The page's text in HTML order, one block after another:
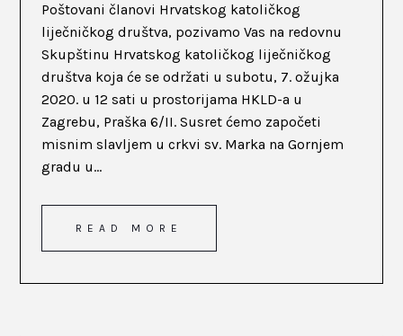
Poštovani članovi Hrvatskog katoličkog
liječničkog društva, pozivamo Vas na redovnu
Skupštinu Hrvatskog katoličkog liječničkog
društva koja će se održati u subotu, 7. ožujka
2020. u 12 sati u prostorijama HKLD-a u
Zagrebu, Praška 6/II. Susret ćemo započeti
misnim slavljem u crkvi sv. Marka na Gornjem
gradu u...
READ MORE